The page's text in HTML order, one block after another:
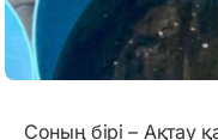
Соның бірі – Ақтау